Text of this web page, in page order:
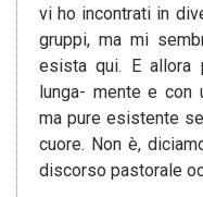
vi ho incontrati in
gruppi, ma mi
esista qui. E allora
lunga- mente e con
ma pure esistente
cuore. Non è,
discorso pastorale